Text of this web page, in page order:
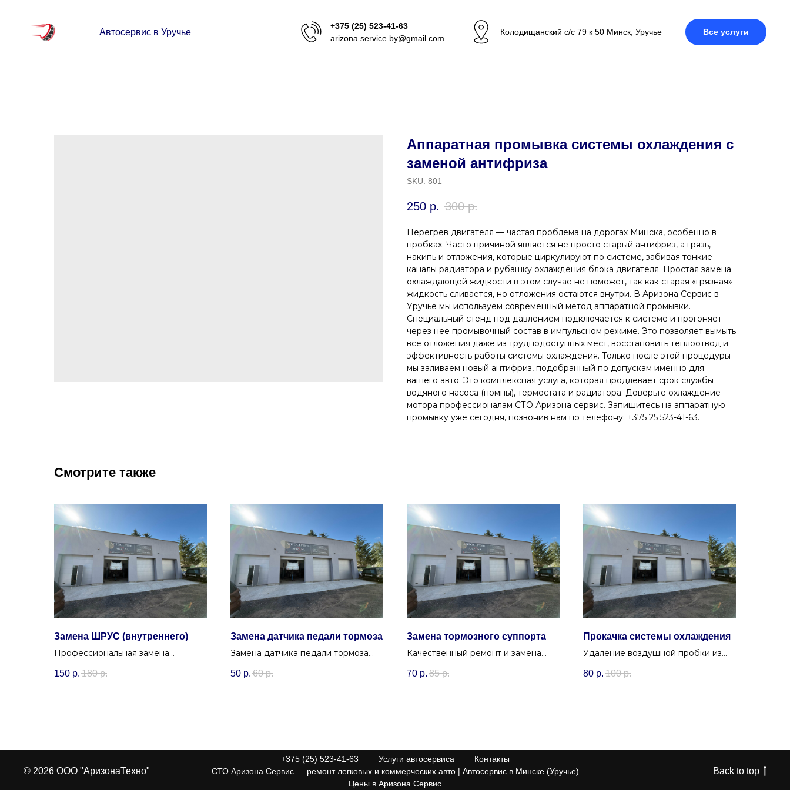
Автосервис в Уручье
+375 (25) 523-41-63
arizona.service.by@gmail.com
Колодищанский с/с 79 к 50 Минск, Уручье Все услуги
Аппаратная промывка системы охлаждения с
заменой антифриза
SKU: 801
250 р. 300 р.
Перегрев двигателя — частая проблема на дорогах Минска, особенно в
пробках. Часто причиной является не просто старый антифриз, а грязь,
накипь и отложения, которые циркулируют по системе, забивая тонкие
каналы радиатора и рубашку охлаждения блока двигателя. Простая замена
охлаждающей жидкости в этом случае не поможет, так как старая «грязная»
жидкость сливается, но отложения остаются внутри. В Аризона Сервис в
Уручье мы используем современный метод аппаратной промывки.
Специальный стенд под давлением подключается к системе и прогоняет
через нее промывочный состав в импульсном режиме. Это позволяет вымыть
все отложения даже из труднодоступных мест, восстановить теплоотвод и
эффективность работы системы охлаждения. Только после этой процедуры
мы заливаем новый антифриз, подобранный по допускам именно для
вашего авто. Это комплексная услуга, которая продлевает срок службы
водяного насоса (помпы), термостата и радиатора. Доверьте охлаждение
мотора профессионалам СТО Аризона сервис. Запишитесь на аппаратную
промывку уже сегодня, позвонив нам по телефону: +375 25 523-41-63.
Смотрите также
Замена ШРУС (внутреннего)
Профессиональная замена
любой сложности с гарантией в
150 р. 180 р.
Замена датчика педали тормоза
Замена датчика педали тормоза
безопасности.
50 р. 60 р.
Замена тормозного суппорта
Качественный ремонт и замена
Устраним заклинивание и
70 р. 85 р.
Прокачка системы охлаждения
Удаление воздушной пробки из
Минске (Удаление воздуха).
80 р. 100 р.
© 2026 ООО "АризонаТехно"
+375 (25) 523-41-63 Услуги автосервиса
Контакты
СТО Аризона Сервис — ремонт легковых и коммерческих авто | Автосервис в Минске (Уручье)
Цены в Аризона Сервис
Back to top